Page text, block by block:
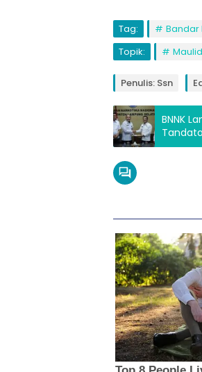
Tag: Bandar
Topik:
Penulis: Ssn
BNNK